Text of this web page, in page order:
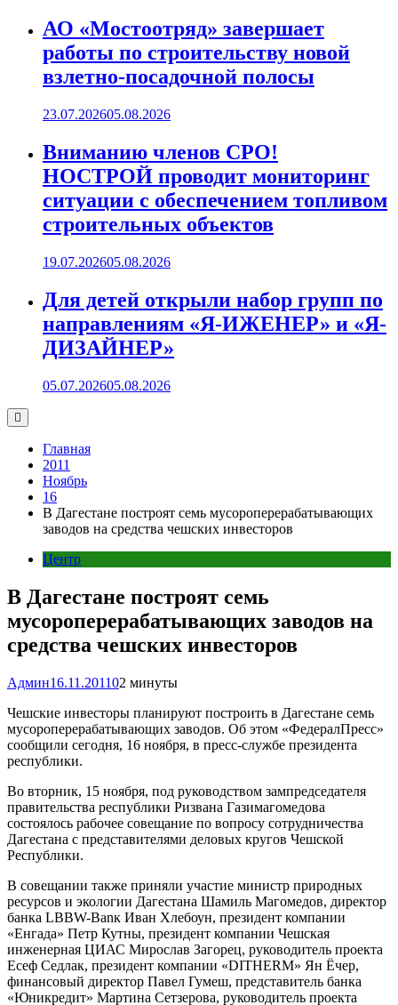
АО «Мостоотряд» завершает
работы по строительству новой
взлетно-посадочной полосы
23.07.202605.08.2026
Вниманию членов СРО!
НОСТРОЙ проводит мониторинг
ситуации с обеспечением топливом
строительных объектов
19.07.202605.08.2026
Для детей открыли набор групп по
направлениям «Я-ИЖЕНЕР» и «Я-
ДИЗАЙНЕР»
05.07.202605.08.2026
Главная
2011
Ноябрь
16
В Дагестане построят семь мусороперерабатывающих
заводов на средства чешских инвесторов
Центр
В Дагестане построят семь
мусороперерабатывающих заводов на
средства чешских инвесторов
Админ16.11.201102 минуты
Чешские инвесторы планируют построить в Дагестане семь
мусороперерабатывающих заводов. Об этом «ФедералПресс»
сообщили сегодня, 16 ноября, в пресс-службе президента
республики.
Во вторник, 15 ноября, под руководством зампредседателя
правительства республики Ризвана Газимагомедова
состоялось рабочее совещание по вопросу сотрудничества
Дагестана с представителями деловых кругов Чешской
Республики.
В совещании также приняли участие министр природных
ресурсов и экологии Дагестана Шамиль Магомедов, директор
банка LBBW-Banк Иван Хлебоун, президент компании
«Енгада» Петр Кутны, президент компании Чешская
инженерная ЦИАС Мирослав Загорец, руководитель проекта
Есеф Седлак, президент компании «DITHERM» Ян Ёчер,
финансовый директор Павел Гумеш, представитель банка
«Юникредит» Мартина Сетзерова, руководитель проекта